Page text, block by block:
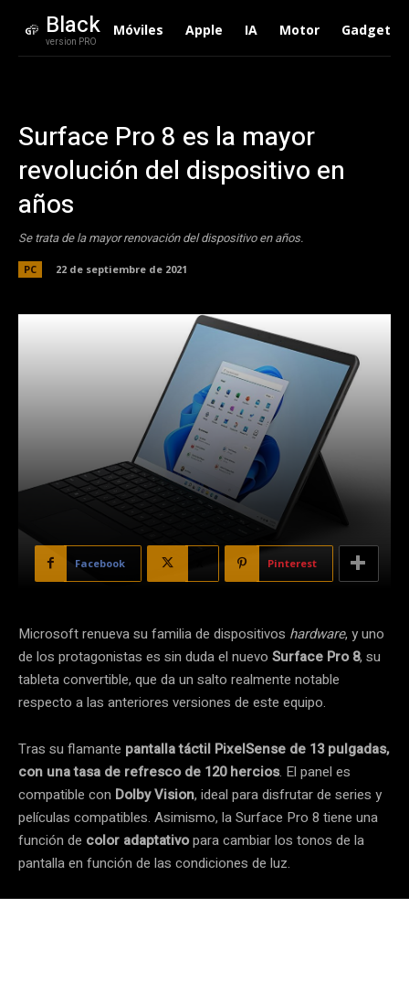
Black
version PRO
Móviles Apple IA Motor Gadgets
Surface Pro 8 es la mayor
revolución del dispositivo en
años
Se trata de la mayor renovación del dispositivo en años.
PC 22 de septiembre de 2021
Facebook Pinterest
Microsoft renueva su familia de dispositivos hardware, y uno
de los protagonistas es sin duda el nuevo Surface Pro 8, su
tableta convertible, que da un salto realmente notable
respecto a las anteriores versiones de este equipo.
Tras su flamante pantalla táctil PixelSense de 13 pulgadas,
con una tasa de refresco de 120 hercios. El panel es
compatible con Dolby Vision, ideal para disfrutar de series y
películas compatibles. Asimismo, la Surface Pro 8 tiene una
función de color adaptativopara cambiar los tonos de la
pantalla en función de las condiciones de luz.